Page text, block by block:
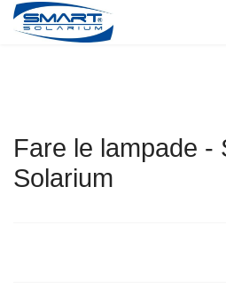
Fare le lampade -
Solarium